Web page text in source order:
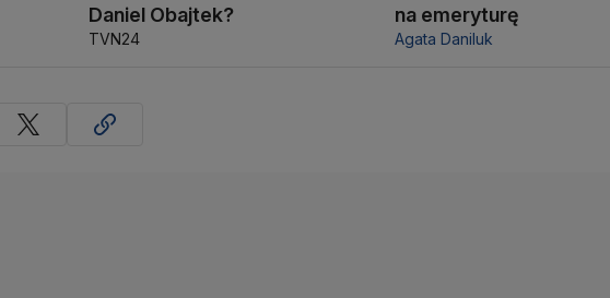
Daniel Obajtek?
TVN24
na emeryturę
Agata Daniluk